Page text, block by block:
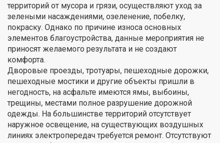
территорий от мусора и грязи, осуществляют уход за
зелеными насаждениями, озеленение, побелку,
покраску. Однако по причине износа основных
элементов благоустройства, данные мероприятия не
приносят желаемого результата и не создают
комфорта.
Дворовые проезды, тротуары, пешеходные дорожки,
пешеходные мостики и другие объекты пришли в
негодность, на асфальте имеются ямы, выбоины,
трещины, местами полное разрушение дорожной
одежды. На большинстве территорий отсутствует
наружное освещение, на существующих воздушных
линиях электропередач требуется ремонт. Отсутствуют